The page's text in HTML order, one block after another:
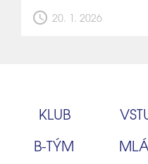
schedule 20. 1. 2026
KLUB
B‑TÝM